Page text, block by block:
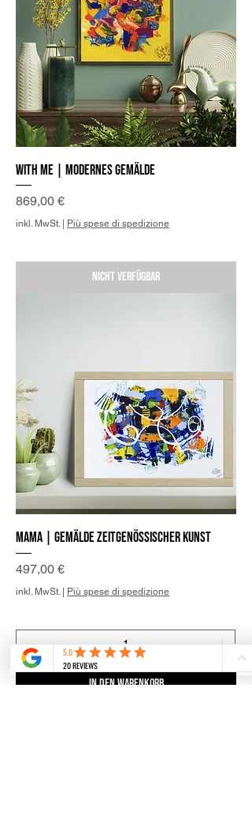
With me | Modernes Gemälde
Preis
869,00 €
inkl. MwSt.| Più spese di spedizione
Nicht verfügbar
Mama | Gemälde zeitgenössischer Kunst
Preis
497,00 €
inkl. MwSt.| Più spese di spedizione
In den Warenkorb